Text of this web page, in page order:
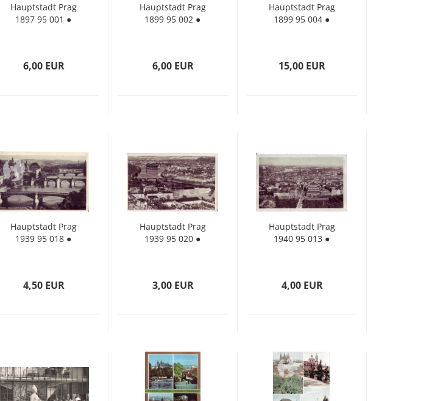
Haupt­stadt Prag
1897 95 001 ●
6,00 EUR
Haupt­stadt Prag
1899 95 002 ●
6,00 EUR
Haupt­stadt Prag
1899 95 004 ●
15,00 EUR
Haupt­stadt Prag
1939 95 018 ●
4,50 EUR
Haupt­stadt Prag
1939 95 020 ●
3,00 EUR
Haupt­stadt Prag
1940 95 013 ●
4,00 EUR